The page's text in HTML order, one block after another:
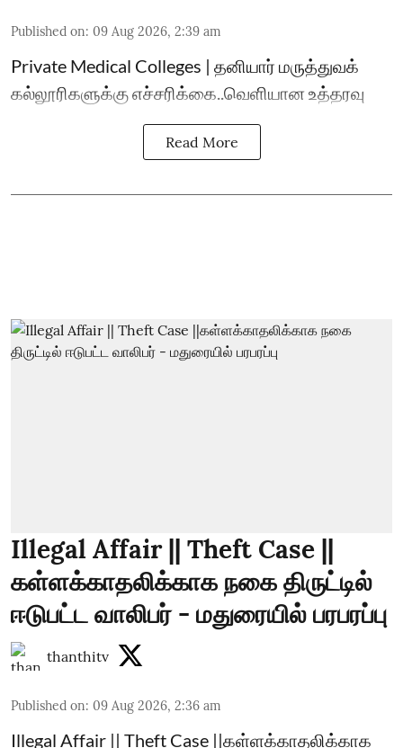
Published on: 09 Aug 2026, 2:39 am
Private Medical Colleges | தனியார் மருத்துவக்
கல்லூரிகளுக்கு எச்சரிக்கை..வெளியான உத்தரவு
Read More
Illegal Affair || Theft Case ||
கள்ளக்காதலிக்காக நகை திருட்டில்
ஈடுபட்ட வாலிபர் - மதுரையில் பரபரப்பு
thanthitv
Published on: 09 Aug 2026, 2:36 am
Illegal Affair || Theft Case ||கள்ளக்காதலிக்காக